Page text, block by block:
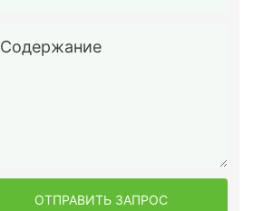
Содержание
ОТПРАВИТЬ ЗАПРОС